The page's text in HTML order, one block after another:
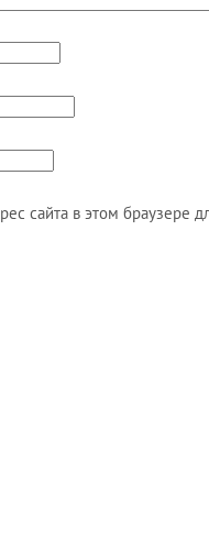
сайта в этом браузере